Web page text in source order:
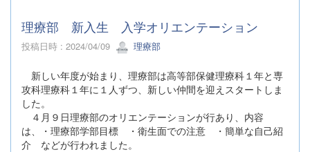
理療部 新入生 入学オリエンテーション
投稿日時 : 2024/04/09 理療部
新しい年度が始まり、理療部は高等部保健理療科１年と専
攻科理療科１年に１人ずつ、新しい仲間を迎えスタートしま
した。
４月９日理療部のオリエンテーションが行あり、内容
は、・理療部学部目標 ・衛生面での注意 ・簡単な自己紹
介 などが行われました。